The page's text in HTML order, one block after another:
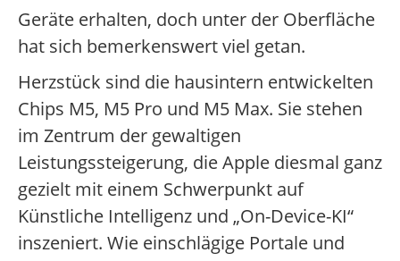
Geräte erhalten, doch unter der Oberfläche
hat sich bemerkenswert viel getan.
Herzstück sind die hausintern entwickelten
Chips M5, M5 Pro und M5 Max. Sie stehen
im Zentrum der gewaltigen
Leistungssteigerung, die Apple diesmal ganz
gezielt mit einem Schwerpunkt auf
Künstliche Intelligenz und „On-Device-KI“
inszeniert. Wie einschlägige Portale und